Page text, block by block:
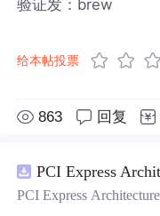
验证发：brew
给本帖投票
863 回复
PCI Express